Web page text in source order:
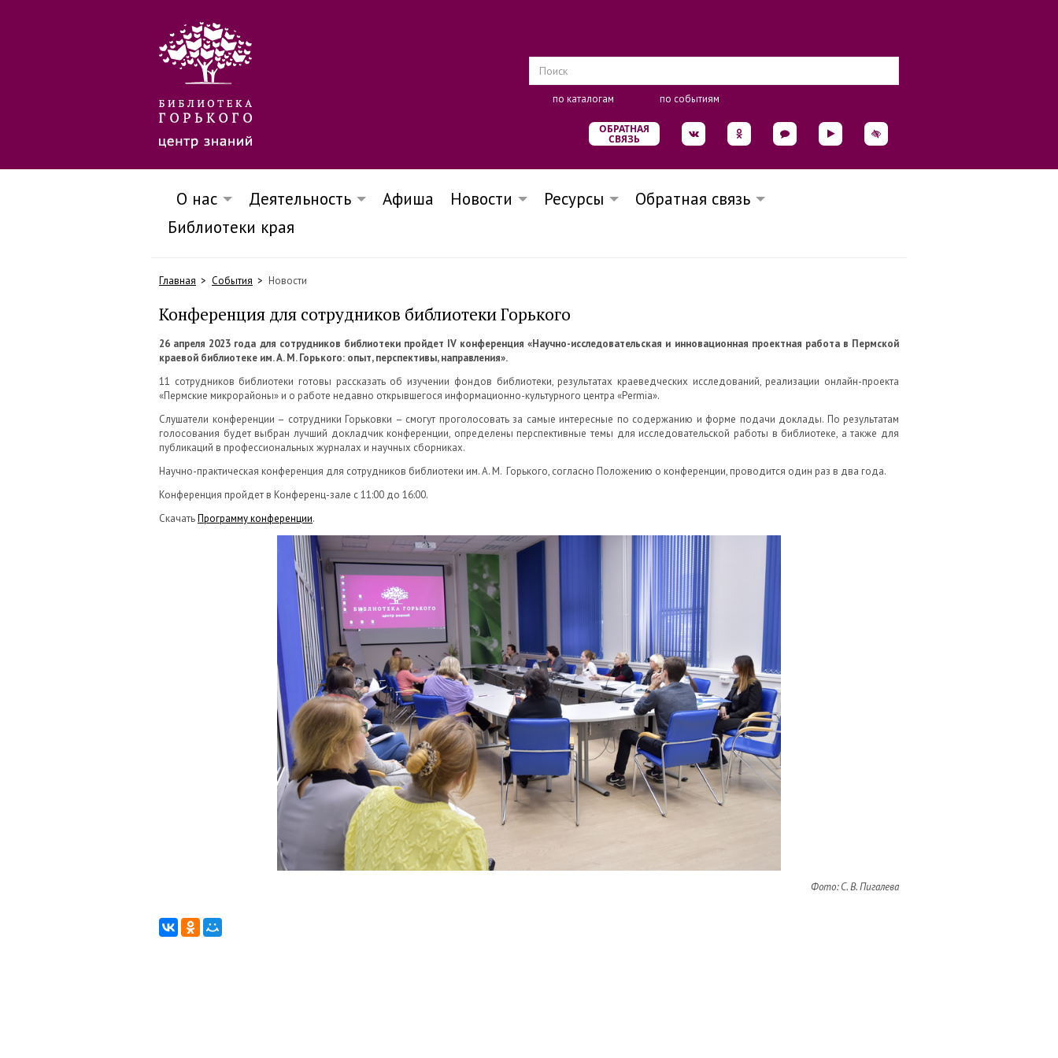
по каталогам по событиям
ОБРАТНАЯ
СВЯЗЬ
О нас Деятельность Афиша Новости Ресурсы
Обратная связь
Библиотеки края
Главная События Новости
Конференция для сотрудников библиотеки Горького
26 апреля 2023 года для сотрудников библиотеки пройдет IV конференция «Научно-исследовательская и инновационная проектная работа в Пермской
краевой библиотеке им. А. М. Горького: опыт, перспективы, направления».
11 сотрудников библиотеки готовы рассказать об изучении фондов библиотеки, результатах краеведческих исследований, реализации онлайн-проекта
«Пермские микрорайоны» и о работе недавно открывшегося информационно-культурного центра «Permia».
Слушатели конференции – сотрудники Горьковки – смогут проголосовать за самые интересные по содержанию и форме подачи доклады. По результатам
голосования будет выбран лучший докладчик конференции, определены перспективные темы для исследовательской работы в библиотеке, а также для
публикаций в профессиональных журналах и научных сборниках.
Научно-практическая конференция для сотрудников библиотеки им. А. М. Горького, согласно Положению о конференции, проводится один раз в два года.
Конференция пройдет в Конференц-зале с 11:00 до 16:00.
СкачатьПрограмму конференции.
Фото: С. В. Пигалева